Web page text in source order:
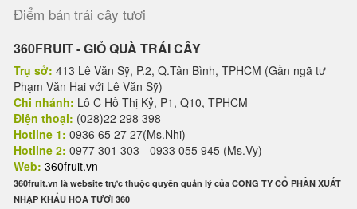
Điểm bán trái cây tươi
360FRUIT - GIỎ QUÀ TRÁI CÂY
Trụ sở: 413 Lê Văn Sỹ, P.2, Q.Tân Bình, TPHCM (Gần ngã tư
Phạm Văn Hai với Lê Văn Sỹ)
Chi nhánh: Lô C Hồ Thị Kỷ, P1, Q10, TPHCM
Điện thoại: (028)22 298 398
Hotline 1: 0936 65 27 27(Ms.Nhi)
Hotline 2: 0977 301 303 - 0933 055 945 (Ms.Vy)
Web: 360fruit.vn
360fruit.vn là website trực thuộc quyền quản lý của CÔNG TY CỔ PHẦN XUẤT
NHẬP KHẨU HOA TƯƠI 360